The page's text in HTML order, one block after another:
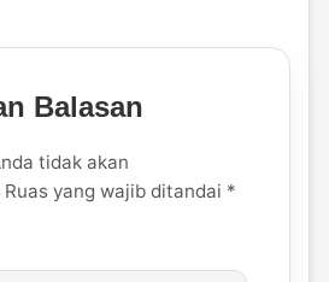
Balasan
tidak akan
Ruas yang wajib ditandai *